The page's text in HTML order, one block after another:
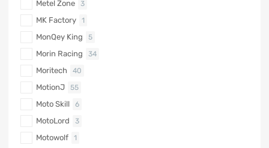
Metel Zone 3
MK Factory 1
MonQey King 5
Morin Racing 34
Moritech 40
MotionJ 55
Moto Skill 6
MotoLord 3
Motowolf 1